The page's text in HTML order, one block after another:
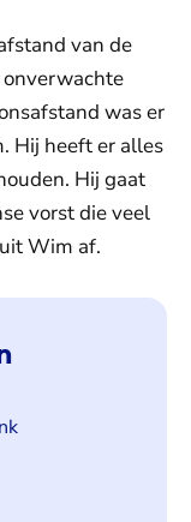
van de
was er
Hij heeft er alles
Hij gaat
vorst die veel
Wim af.